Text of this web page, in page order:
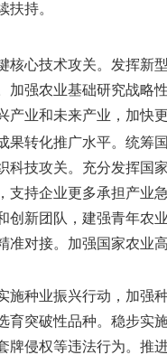
扶持。
核心技术攻关。 发挥新
加强农业基础研究战略
业和未来产业，加快
果转化推广水平。 统筹
科技攻关。充分发挥
支持企业更多承担产业
创新团队，建强青年农
准对接。加强国家农
施种业振兴行动，加强
育突破性品种。稳步实
侵权等违法行为。推